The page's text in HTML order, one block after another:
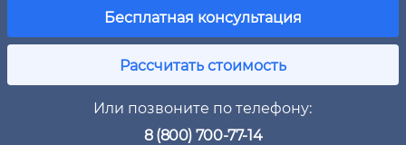
Бесплатная консультация
Рассчитать стоимость
Или позвоните по телефону:
8 (800) 700-77-14